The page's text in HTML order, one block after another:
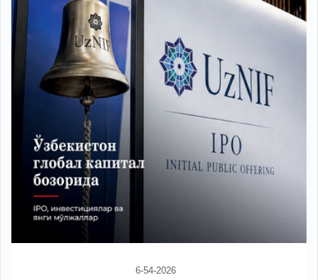
6-54-2026